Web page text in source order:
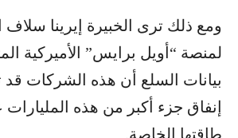
ومع ذلك ترى الخبيرة إيرينا سلاف
لمنصة “أويل برايس” الأميركية
بيانات السلع أن هذه الشركات
إنفاق جزء أكبر من هذه
طاقتها الخاصة.